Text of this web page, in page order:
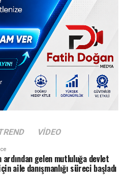
VIDEO
gelen mutluluğa devlet
aile danışmanlığı süreci başladı